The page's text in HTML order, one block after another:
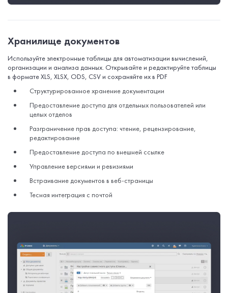
Хранилище документов
Используйте электронные таблицы для автоматизации вычислений,
организации и анализа данных. Открывайте и редактируйте таблицы
в формате XLS, XLSX, ODS, CSV и сохраняйте их в PDF
Структурированное хранение документации
Предоставление доступа для отдельных пользователей или
целых отделов
Разграничение прав доступа: чтение, рецензирование,
редактирование
Предоставление доступа по внешней ссылке
Управление версиями и ревизиями
Встраивание документов в веб-страницы
Тесная интеграция с почтой